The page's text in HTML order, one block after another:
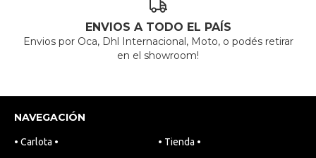
ENVIOS A TODO EL PAÍS
Envios por Oca, Dhl Internacional, Moto, o podés retirar
en el showroom!
NAVEGACIÓN
• Carlota • • Tienda •